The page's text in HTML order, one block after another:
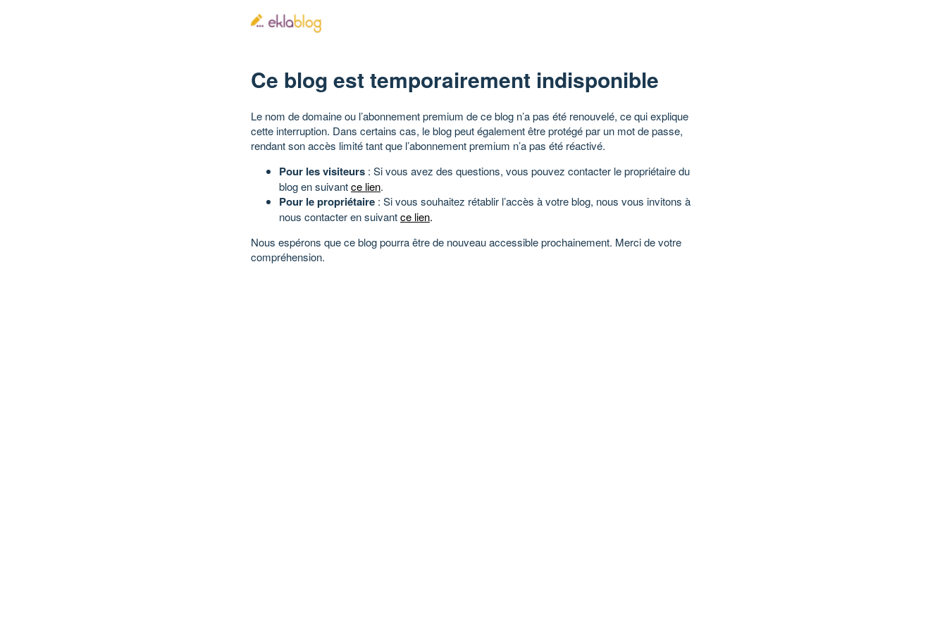
Ce blog est temporairement indisponible
Le nom de domaine ou l’abonnement premium de ce blog n’a pas été renouvelé, ce qui explique
cette interruption. Dans certains cas, le blog peut également être protégé par un mot de passe,
rendant son accès limité tant que l’abonnement premium n’a pas été réactivé.
Pour les visiteurs : Si vous avez des questions, vous pouvez contacter le propriétaire du
blog en suivantce lien.
Pour le propriétaire : Si vous souhaitez rétablir l’accès à votre blog, nous vous invitons à
nous contacter en suivantce lien.
Nous espérons que ce blog pourra être de nouveau accessible prochainement. Merci de votre
compréhension.